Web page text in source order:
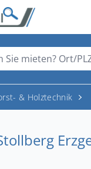
Sie mieten? Ort/
& Holztechnik